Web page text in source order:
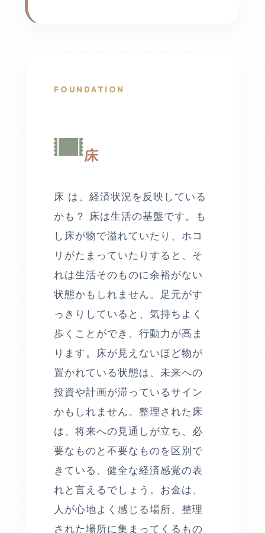
FOUNDATION
床
床 は、経済状況を反映している
かも？ 床は生活の基盤です。も
し床が物で溢れていたり、ホコ
リがたまっていたりすると、そ
れは生活そのものに余裕がない
状態かもしれません。足元がす
っきりしていると、気持ちよく
歩くことができ、行動力が高ま
ります。床が見えないほど物が
置かれている状態は、未来への
投資や計画が滞っているサイン
かもしれません。整理された床
は、将来への見通しが立ち、必
要なものと不要なものを区別で
きている、健全な経済感覚の表
れと言えるでしょう。お金は、
人が心地よく感じる場所、整理
された場所に集まってくるもの